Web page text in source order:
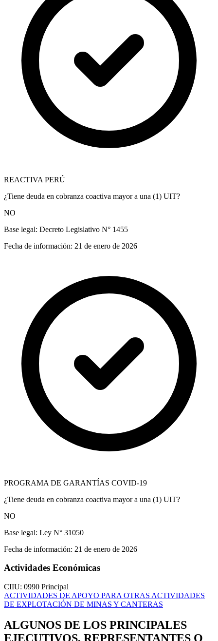
REACTIVA PERÚ
¿Tiene deuda en cobranza coactiva mayor a una (1) UIT?
NO
Base legal: Decreto Legislativo N° 1455
Fecha de información: 21 de enero de 2026
PROGRAMA DE GARANTÍAS COVID-19
¿Tiene deuda en cobranza coactiva mayor a una (1) UIT?
NO
Base legal: Ley N° 31050
Fecha de información: 21 de enero de 2026
Actividades Económicas
CIIU: 0990 Principal
ACTIVIDADES DE APOYO PARA OTRAS ACTIVIDADES
DE EXPLOTACIÓN DE MINAS Y CANTERAS
ALGUNOS DE LOS PRINCIPALES
EJECUTIVOS, REPRESENTANTES O